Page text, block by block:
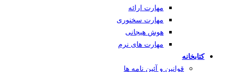
مهارت ارائه
مهارت سخنوری
هوش هیجانی
مهارت های نرم
کتابخانه
قوانین و آئین نامه ها